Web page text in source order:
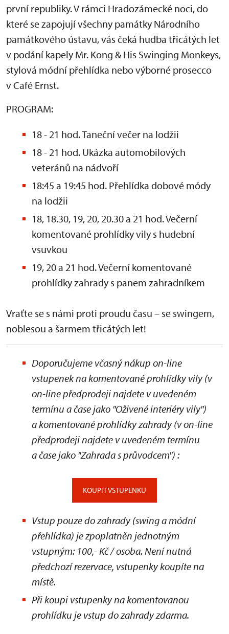
první republiky. V rámci Hradozámecké noci, do
které se zapojují všechny památky Národního
památkového ústavu, vás čeká hudba třicátých let
v podání kapely Mr. Kong & His Swinging Monkeys,
stylová módní přehlídka nebo výborné prosecco
v Café Ernst.
PROGRAM:
18 - 21 hod. Taneční večer na lodžii
18 - 21 hod. Ukázka automobilových
veteránů na nádvoří
18:45 a 19:45 hod. Přehlídka dobové módy
na lodžii
18, 18.30, 19, 20, 20.30 a 21 hod. Večerní
komentované prohlídky vily s hudební
vsuvkou
19, 20 a 21 hod. Večerní komentované
prohlídky zahrady s panem zahradníkem
Vraťte se s námi proti proudu času – se swingem,
noblesou a šarmem třicátých let!
Doporučujeme včasný nákup on-line
vstupenek na komentované prohlídky vily (v
on-line předprodeji najdete v uvedeném
termínu a čase jako "Oživené interiéry vily")
a komentované prohlídky zahrady(v on-line
předprodeji najdete v uvedeném termínu
a čase jako "Zahrada s průvodcem") :
KOUPIT VSTUPENKU
Vstup pouze do zahrady (swing a módní
přehlídka) je zpoplatněn jednotným
vstupným: 100,- Kč / osoba. Není nutná
předchozí rezervace, vstupenky koupíte na
místě.
Při koupi vstupenky na komentovanou
prohlídku je vstup do zahrady zdarma.